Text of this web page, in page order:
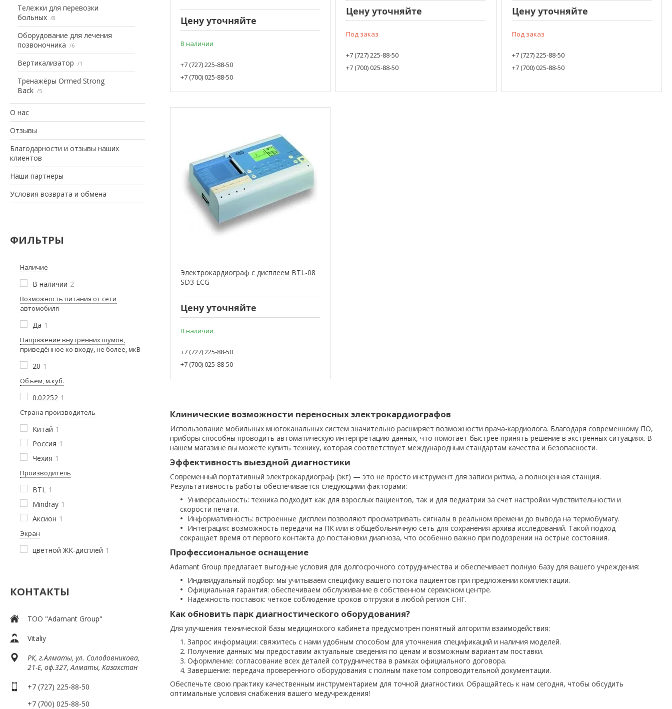
Тележки для перевозки
больных
8
Оборудование для лечения
позвоночника
6
Вертикализатор 1
Тренажёры Ormed Strong
Back
5
О нас
Отзывы
Благодарности и отзывы наших
клиентов
Наши партнеры
Условия возврата и обмена
ФИЛЬТРЫ
Наличие
В наличии 2
Возможность питания от сети
автомобиля
Да 1
Напряжение внутренних шумов,
приведённое ко входу, не более, мкВ
20 1
Объем, м.куб.
0.02252 1
Страна производитель
Китай 1
Россия 1
Чехия 1
Производитель
BTL 1
Mindray 1
Аксион 1
Экран
цветной ЖК-дисплей 1
КОНТАКТЫ
ТОО "Adamant Group"
Vitaliy
РК, г.Алматы, ул. Солодовникова,
21-Е, оф.327, Алматы, Казахстан
+7 (727) 225-88-50
+7 (700) 025-88-50
Цену уточняйте
В наличии
+7 (727) 225-88-50
+7 (700) 025-88-50
Цену уточняйте
Под заказ
+7 (727) 225-88-50
+7 (700) 025-88-50
Цену уточняйте
Под заказ
+7 (727) 225-88-50
+7 (700) 025-88-50
Электрокардиограф с дисплеем BTL-08
SD3 ECG
Цену уточняйте
В наличии
+7 (727) 225-88-50
+7 (700) 025-88-50
Клинические возможности переносных электрокардиографов
Использование мобильных многоканальных систем значительно расширяет возможности врача-кардиолога. Благодаря современному ПО,
приборы способны проводить автоматическую интерпретацию данных, что помогает быстрее принять решение в экстренных ситуациях. В
нашем магазине вы можете купить технику, которая соответствует международным стандартам качества и безопасности.
Эффективность выездной диагностики
Современный портативный электрокардиограф (экг) — это не просто инструмент для записи ритма, а полноценная станция.
Результативность работы обеспечивается следующими факторами:
Универсальность: техника подходит как для взрослых пациентов, так и для педиатрии за счет настройки чувствительности и
скорости печати.
Информативность: встроенные дисплеи позволяют просматривать сигналы в реальном времени до вывода на термобумагу.
Интеграция: возможность передачи на ПК или в общебольничную сеть для сохранения архива исследований. Такой подход
сокращает время от первого контакта до постановки диагноза, что особенно важно при подозрении на острые состояния.
Профессиональное оснащение
Adamant Group предлагает выгодные условия для долгосрочного сотрудничества и обеспечивает полную базу для вашего учреждения:
Индивидуальный подбор: мы учитываем специфику вашего потока пациентов при предложении комплектации.
Официальная гарантия: обеспечиваем обслуживание в собственном сервисном центре.
Надежность поставок: четкое соблюдение сроков отгрузки в любой регион СНГ.
Как обновить парк диагностического оборудования?
Для улучшения технической базы медицинского кабинета предусмотрен понятный алгоритм взаимодействия:
Запрос информации: свяжитесь с нами удобным способом для уточнения спецификаций и наличия моделей.
Получение данных: мы предоставим актуальные сведения по ценам и возможным вариантам поставки.
Оформление: согласование всех деталей сотрудничества в рамках официального договора.
Завершение: передача проверенного оборудования с полным пакетом сопроводительной документации.
Обеспечьте свою практику качественным инструментарием для точной диагностики. Обращайтесь к нам сегодня, чтобы обсудить
оптимальные условия снабжения вашего медучреждения!